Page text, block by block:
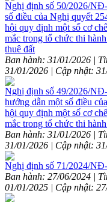
Nghị định số 50/2026/
số điều của Nghị quyết
hội quy định một số cơ
mắc trong tổ chức thi
thuê đất
Ban hành: 31/01/2026 |
31/01/2026 | Cập nhật:
Nghị định số 49/2026/
hướng dẫn một số điều
hội quy định một số cơ
mắc trong tổ chức thi
Ban hành: 31/01/2026 |
31/01/2026 | Cập nhật:
Nghị định số 71/2024/
Ban hành: 27/06/2024 |
01/01/2025 | Cập nhật: